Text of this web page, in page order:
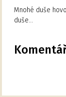
Mnohé duše
duše…